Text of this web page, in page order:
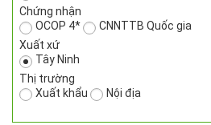
Chứng nhận
OCOP 4*
CNNTTB Quốc gia
Xuất xứ
Tây Ninh
Thị trường
Xuất khẩu
Nội địa